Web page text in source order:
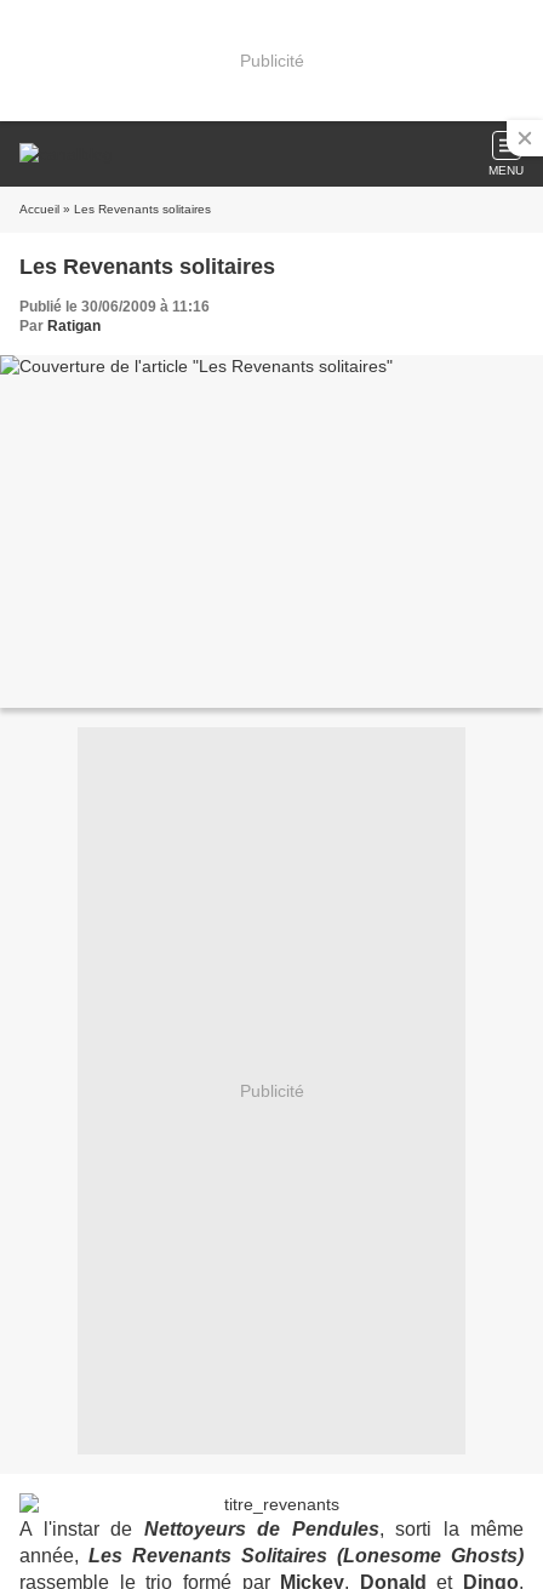
Publicité
MENU
Accueil » Les Revenants solitaires
Les Revenants solitaires
Publié le 30/06/2009 à 11:16
Par Ratigan
Publicité
A l'instar de Nettoyeurs de Pendules, sorti la même
année, Les Revenants Solitaires (Lonesome Ghosts)
rassemble le trio formé par
Mickey, Donald et Dingo.